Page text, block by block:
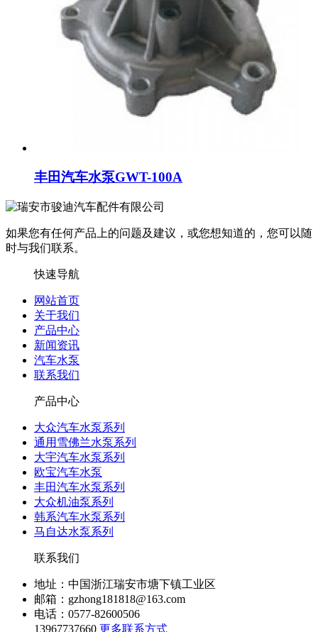
丰田汽车水泵GWT-100A
如果您有任何产品上的问题及建议，或您想知道的，您可以随
时与我们联系。
快速导航
网站首页
关于我们
产品中心
新闻资讯
汽车水泵
联系我们
产品中心
大众汽车水泵系列
通用雪佛兰水泵系列
大宇汽车水泵系列
欧宝汽车水泵
丰田汽车水泵系列
大众机油泵系列
韩系汽车水泵系列
马自达水泵系列
联系我们
地址：中国浙江瑞安市塘下镇工业区
邮箱：gzhong181818@163.com
电话：0577-82600506
13967737660 更多联系方式